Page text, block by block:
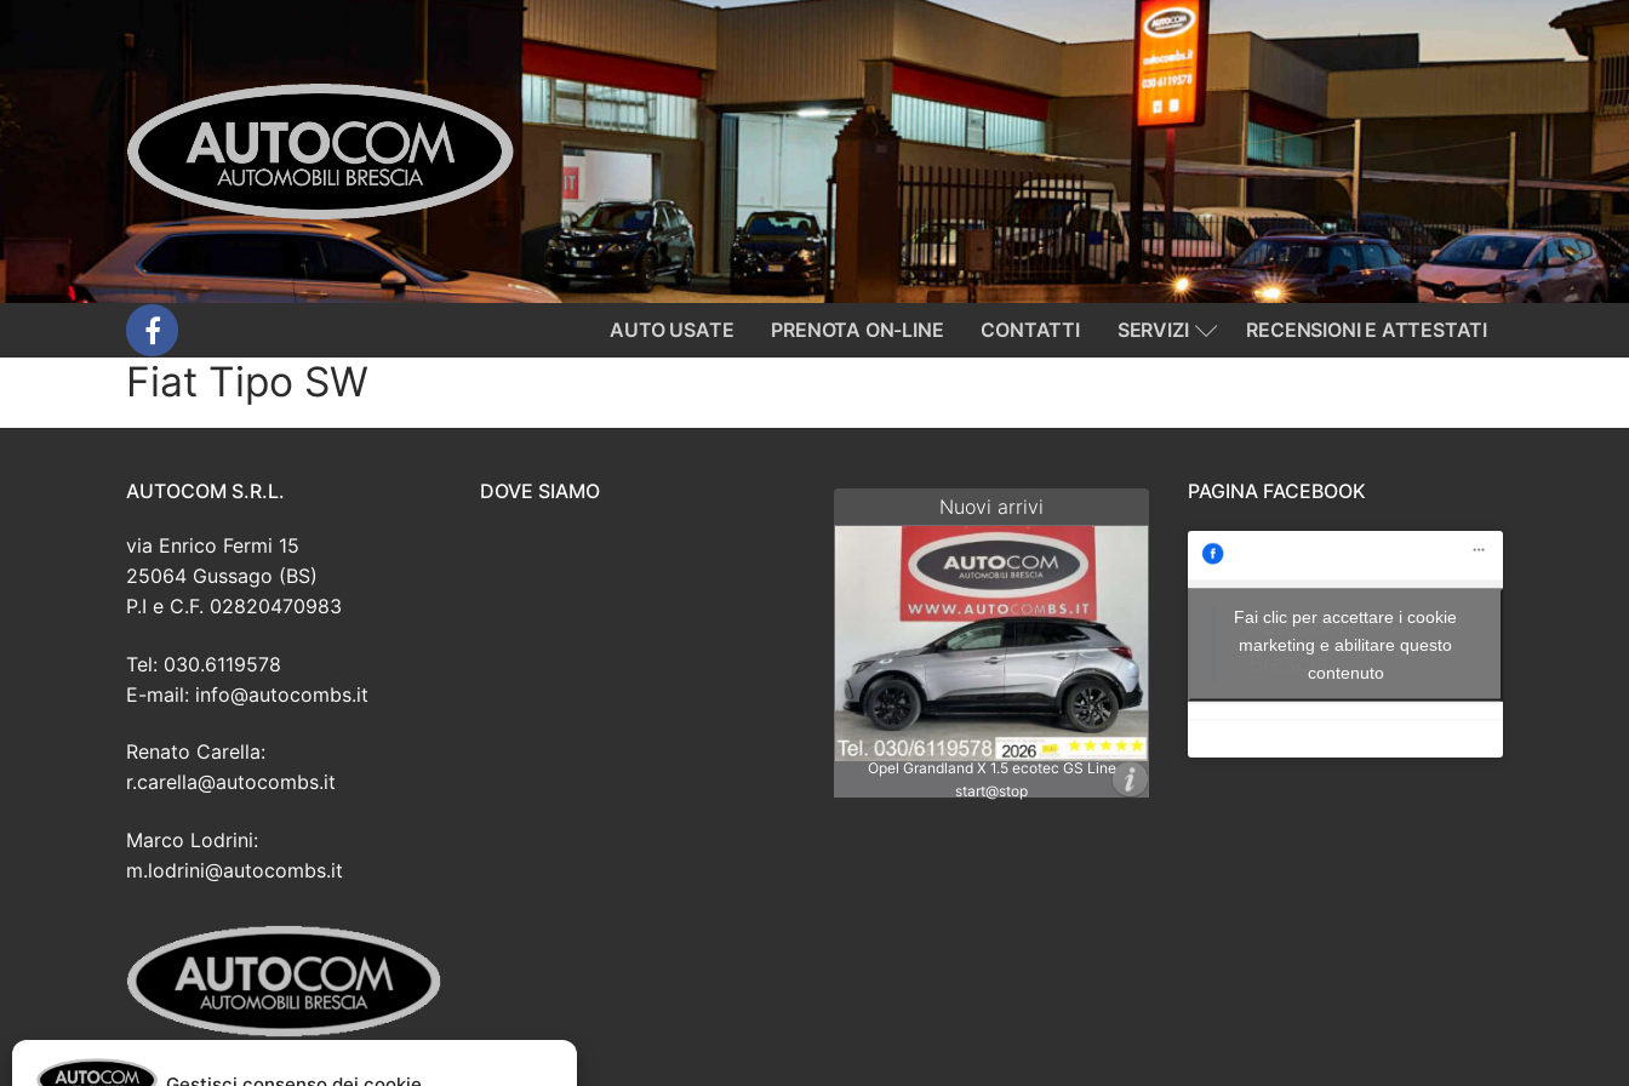
AUTO USATE PRENOTA ON-LINE CONTATTI SERVIZI RECENSIONI E ATTESTATI
Fiat Tipo SW
AUTOCOM S.R.L.
via Enrico Fermi 15
25064 Gussago (BS)
P.I e C.F. 02820470983
Tel: 030.6119578
E-mail: info@autocombs.it
Renato Carella:
r.carella@autocombs.it
Marco Lodrini:
m.lodrini@autocombs.it
DOVE SIAMO
Nuovi arrivi
Opel Grandland X 1.5 ecotec GS Line
start@stop
PAGINA FACEBOOK
Autocom -
Brescia
Fai clic per accettare i cookie
marketing e abilitare questo
contenuto